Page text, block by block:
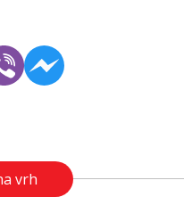
vrh